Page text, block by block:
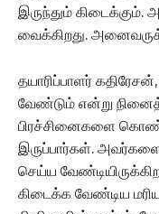
இருந்தும்
வைக்கிறது.
தயாரிப்பாளர்
வேண்டும் என்று
பிரச்சினைகளை
இருப்பார்கள்.
செய்ய
கிடைக்க வேண்டிய